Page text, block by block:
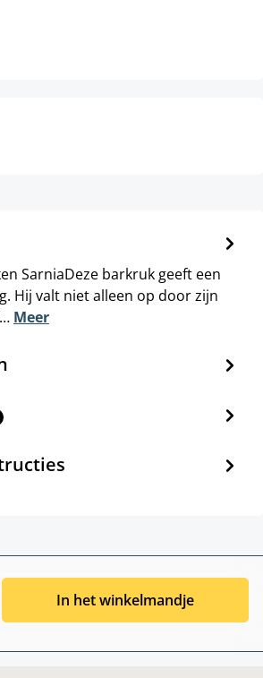
SarniaDeze barkruk geeft een
Hij valt niet alleen op door zijn
Meer
In het winkelmandje